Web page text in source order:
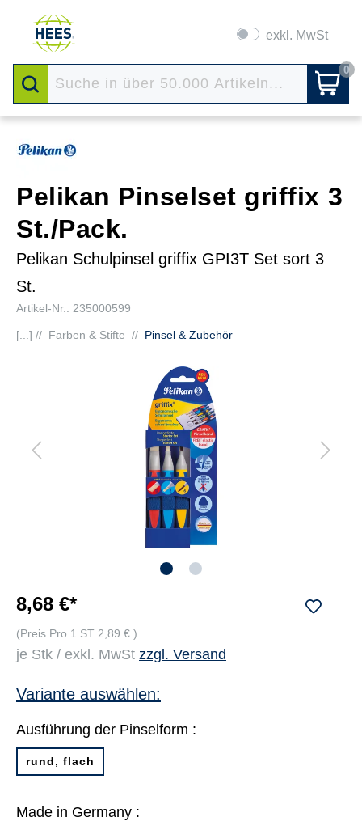
exkl. MwSt
0
Pelikan Pinselset griffix 3
St./Pack.
Pelikan Schulpinsel griffix GPI3T Set sort 3
St.
Artikel-Nr.: 235000599
[...] // Farben & Stifte // Pinsel & Zubehör
8,68 €*
(Preis Pro 1 ST 2,89 € )
je Stk / exkl. MwSt zzgl. Versand
Variante auswählen:
Ausführung der Pinselform :
rund, flach
Made in Germany :